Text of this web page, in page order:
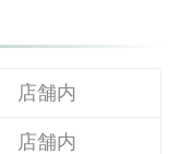
店舗内
店舗内